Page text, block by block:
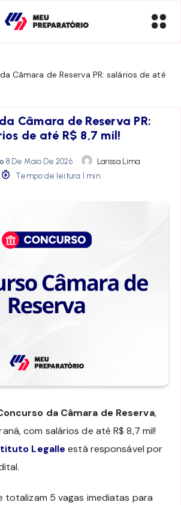
Câmara de Reserva PR: salários de até
Câmara de Reserva PR:
de até R$ 8,7 mil!
8 De Maio De 2026
Larissa Lima
Tempo de leitura: 1 min
da Câmara de Reserva,
com salários de até R$ 8,7 mil!
Legalle está responsável por
totalizam 5 vagas imediatas para